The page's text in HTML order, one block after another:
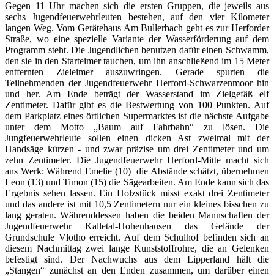
Gegen 11 Uhr machen sich die ersten Gruppen, die jeweils aus
sechs Jugendfeuerwehrleuten bestehen, auf den vier Kilometer
langen Weg. Vom Gerätehaus Am Bullerbach geht es zur Herforder
Straße, wo eine spezielle Variante der Wasserförderung auf dem
Programm steht. Die Jugendlichen benutzen dafür einen Schwamm,
den sie in den Starteimer tauchen, um ihn anschließend im 15 Meter
entfernten Zieleimer auszuwringen. Gerade spurten die
Teilnehmenden der Jugendfeuerwehr Herford-Schwarzenmoor hin
und her. Am Ende beträgt der Wasserstand im Zielgefäß elf
Zentimeter. Dafür gibt es die Bestwertung von 100 Punkten. Auf
dem Parkplatz eines örtlichen Supermarktes ist die nächste Aufgabe
unter dem Motto „Baum auf Fahrbahn“ zu lösen. Die
Jungfeuerwehrleute sollen einen dicken Ast zweimal mit der
Handsäge kürzen - und zwar präzise um drei Zentimeter und um
zehn Zentimeter. Die Jugendfeuerwehr Herford-Mitte macht sich
ans Werk: Während Emelie (10) die Abstände schätzt, übernehmen
Leon (13) und Timon (15) die Sägearbeiten. Am Ende kann sich das
Ergebnis sehen lassen. Ein Holzstück misst exakt drei Zentimeter
und das andere ist mit 10,5 Zentimetern nur ein kleines bisschen zu
lang geraten. Währenddessen haben die beiden Mannschaften der
Jugendfeuerwehr Kalletal-Hohenhausen das Gelände der
Grundschule Vlotho erreicht. Auf dem Schulhof befinden sich an
diesem Nachmittag zwei lange Kunststoffrohre, die an Gelenken
befestigt sind. Der Nachwuchs aus dem Lipperland hält die
„Stangen“ zunächst an den Enden zusammen, um darüber einen